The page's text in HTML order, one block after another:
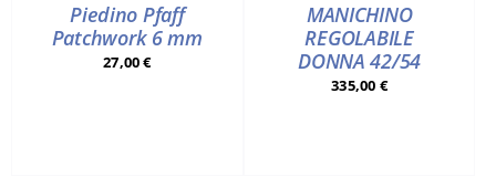
Piedino Pfaff
Patchwork 6 mm
27,00€
MANICHINO
REGOLABILE
DONNA 42/54
335,00 €